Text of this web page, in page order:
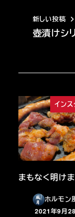
新しい投稿
壺漬けシ
イン
まもなく明け
ホルモン
2021年9月